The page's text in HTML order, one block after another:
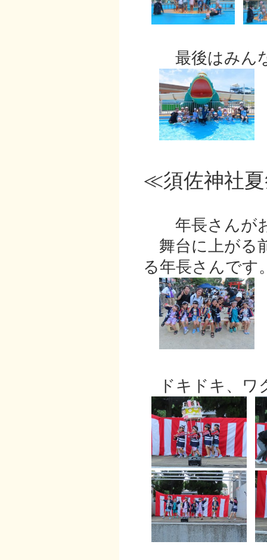
最後はみんな
≪須佐神社
年長さんがお
舞台に上がる
る年長さんです
ドキドキ、ワ